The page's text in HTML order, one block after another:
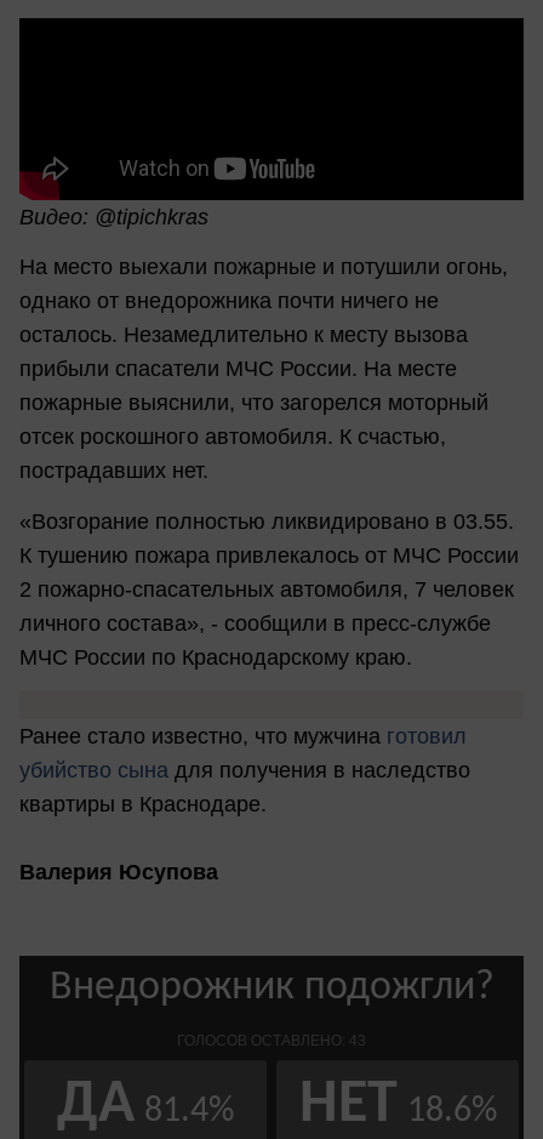
Видео: @tipichkras
На место выехали пожарные и потушили огонь,
однако от внедорожника почти ничего не
осталось. Незамедлительно к месту вызова
прибыли спасатели МЧС России. На месте
пожарные выяснили, что загорелся моторный
отсек роскошного автомобиля. К счастью,
пострадавших нет.
«Возгорание полностью ликвидировано в 03.55.
К тушению пожара привлекалось от МЧС России
2 пожарно-спасательных автомобиля, 7 человек
личного состава», - сообщили в пресс-службе
МЧС России по Краснодарскому краю.
Ранее стало известно, что мужчина готовил
убийство сына для получения в наследство
квартиры в Краснодаре.
Валерия Юсупова